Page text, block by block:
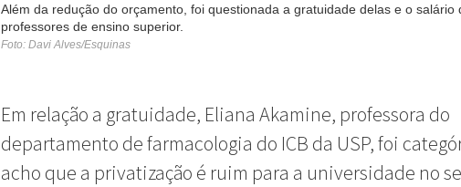
Além da redução do orçamento, foi questionada a gratuidade delas e o salário
professores de ensino superior.
Foto: Davi Alves/Esquinas
Em relação a gratuidade, Eliana Akamine, professora do
departamento de farmacologia do ICB da USP, foi
acho que a privatização é ruim para a universidade no